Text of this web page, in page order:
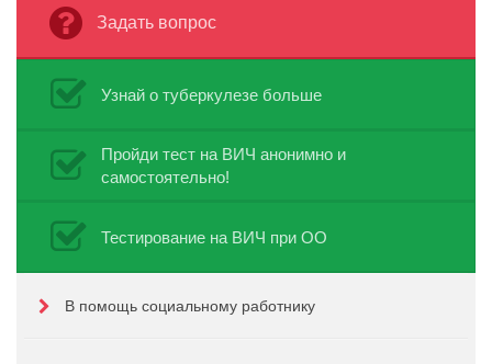
Задать вопрос
Узнай о туберкулезе больше
Пройди тест на ВИЧ анонимно и
самостоятельно!
Тестирование на ВИЧ при ОО
В помощь социальному работнику